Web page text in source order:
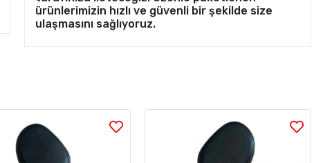
ürünlerimizin hızlı ve güvenli bir şekilde size
ulaşmasını sağlıyoruz.